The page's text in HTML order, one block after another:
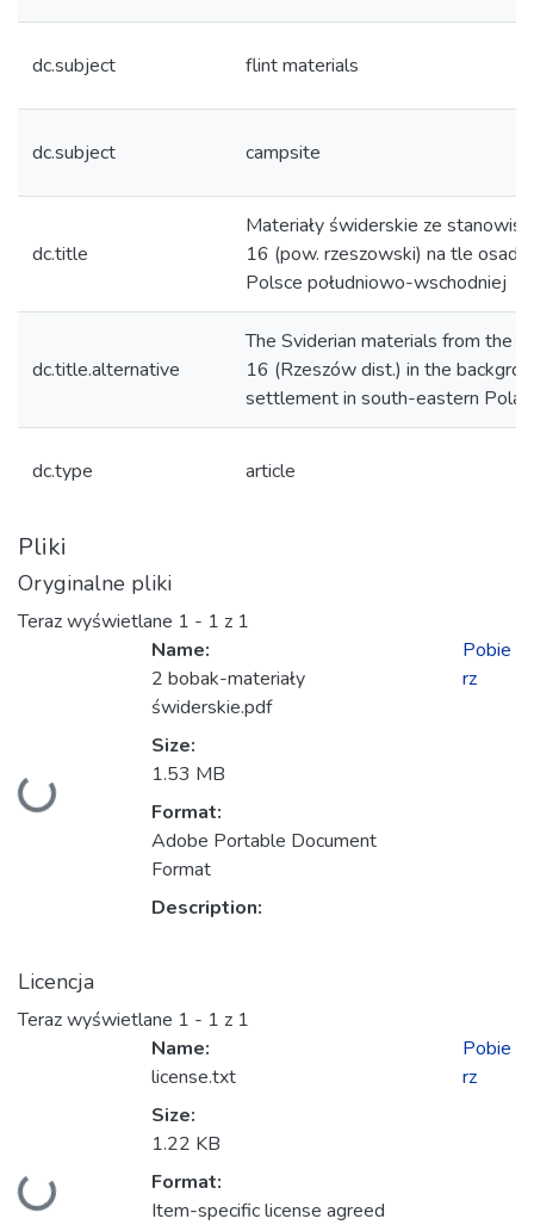
dc.subject flint materials
dc.subject campsite
dc.title
Materiały świderskie ze
16 (pow. rzeszowski) na tle
Polsce południowo-wschodniej
dc.title.alternative
The Sviderian materials from the
16 (Rzeszów dist.) in the
settlement in south-eastern
dc.type article
Pliki
Oryginalne pliki
Teraz wyświetlane 1 - 1 z 1
Ładowanie...
Name:
2 bobak-materiały
świderskie.pdf
Size:
1.53 MB
Format:
Adobe Portable Document
Format
Description:
Pobie
rz
Licencja
Teraz wyświetlane 1 - 1 z 1
Name:
license.txt
Size:
1.22 KB
Format:
Item-specific license agreed
Pobie
rz